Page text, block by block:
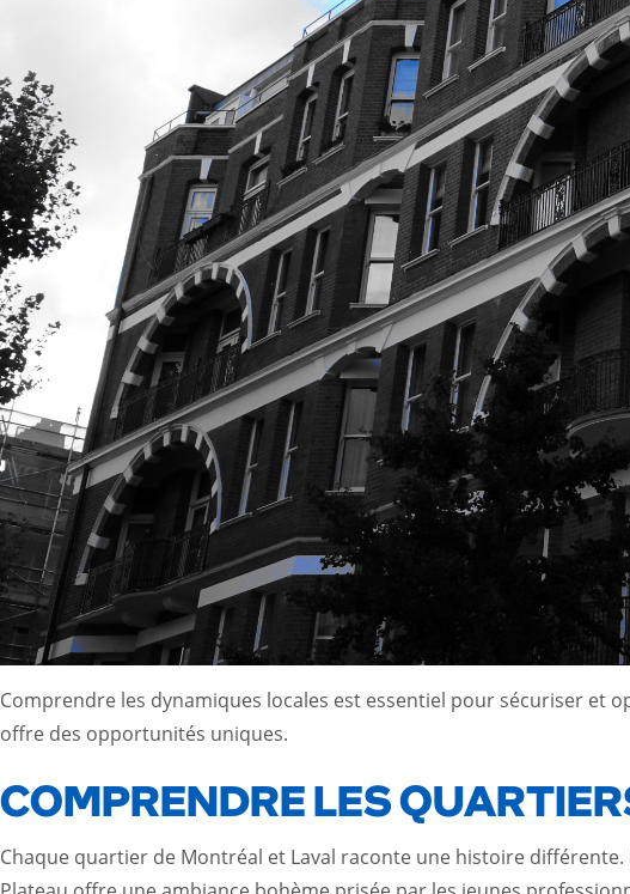
Comprendre les dynamiques locales est essentiel pour sécuriser
offre des opportunités uniques.
COMPRENDRE LES
Chaque quartier de Montréal et Laval raconte une histoire